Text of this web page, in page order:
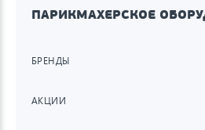
ПАРИКМАХЕРСКОЕ
БРЕНДЫ
АКЦИИ